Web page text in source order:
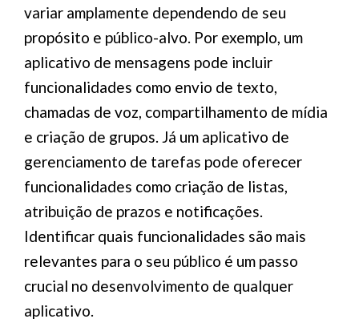
variar amplamente dependendo de seu
propósito e público-alvo. Por exemplo, um
aplicativo de mensagens pode incluir
funcionalidades como envio de texto,
chamadas de voz, compartilhamento de mídia
e criação de grupos. Já um aplicativo de
gerenciamento de tarefas pode oferecer
funcionalidades como criação de listas,
atribuição de prazos e notificações.
Identificar quais funcionalidades são mais
relevantes para o seu público é um passo
crucial no desenvolvimento de qualquer
aplicativo.